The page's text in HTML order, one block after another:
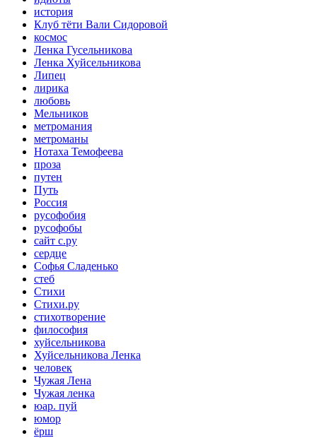
история
Клуб тёти Вали Сидоровой
космос
Ленка Гусельникова
Ленка Хуйсельникова
Липец
лирика
любовь
Мельников
метромания
метроманы
Нотаха Темофеева
проза
путен
Путь
Россия
русофобия
русофобы
сайт с.ру
сердце
Софья Сладенько
стеб
Стихи
Стихи.ру
стихотворение
философия
хуйсельникова
Хуйсельникова Ленка
человек
Чужая Лена
Чужая ленка
юар. пуй
юмор
ёрш